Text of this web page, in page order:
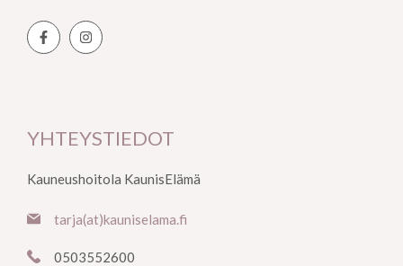
YHTEYSTIEDOT
Kauneushoitola KaunisElämä
tarja(at)kauniselama.fi
0503552600